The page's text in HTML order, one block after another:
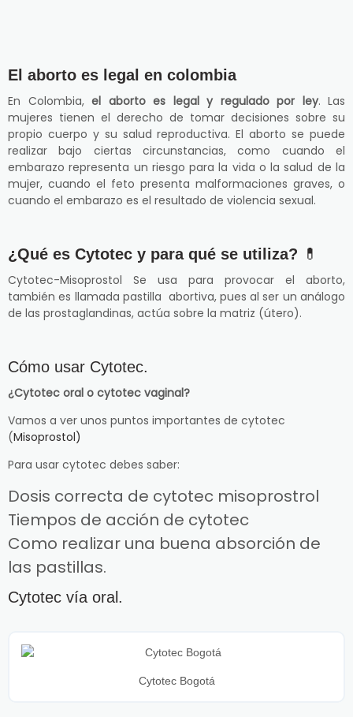
El aborto es legal en colombia
En Colombia, el aborto es legal y regulado por ley. Las
mujeres tienen el derecho de tomar decisiones sobre su
propio cuerpo y su salud reproductiva. El aborto se puede
realizar bajo ciertas circunstancias, como cuando el
embarazo representa un riesgo para la vida o la salud de la
mujer, cuando el feto presenta malformaciones graves, o
cuando el embarazo es el resultado de violencia sexual.
¿Qué es Cytotec y para qué se utiliza? 💊
Cytotec-Misoprostol Se usa para provocar el aborto,
también es llamada pastilla abortiva, pues al ser un análogo
de las prostaglandinas, actúa sobre la matriz (útero).
Cómo usar Cytotec.
¿Cytotec oral o cytotec vaginal?
Vamos a ver unos puntos importantes de cytotec
(Misoprostol)
Para usar cytotec debes saber:
Dosis correcta de cytotec misoprostrol
Tiempos de acción de cytotec
Como realizar una buena absorción de
las pastillas.
Cytotec vía oral.
Cytotec Bogotá